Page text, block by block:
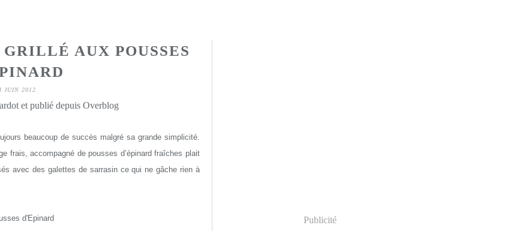
AUX POUSSES
JUIN 2012
et publié depuis Overblog
beaucoup de succès malgré sa grande simplicité.
frais, accompagné de pousses d’épinard fraîches plait
avec des galettes de sarrasin ce qui ne gâche rien à
Publicité